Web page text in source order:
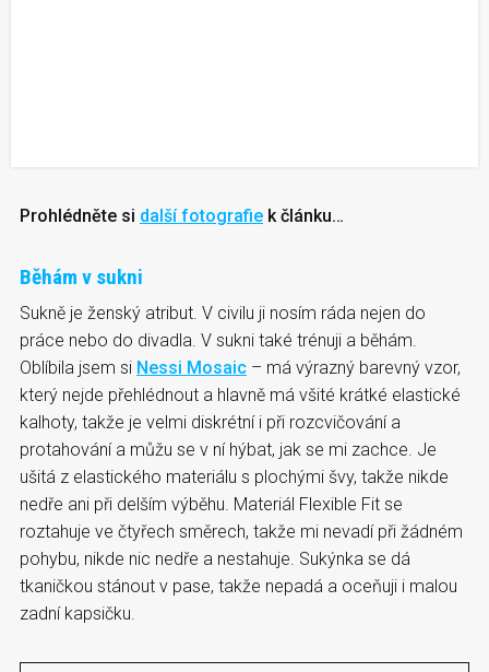
Prohlédněte si další fotografie k článku…
Běhám v sukni
Sukně je ženský atribut. V civilu ji nosím ráda nejen do
práce nebo do divadla. V sukni také trénuji a běhám.
Oblíbila jsem si Nessi Mosaic – má výrazný barevný vzor,
který nejde přehlédnout a hlavně má všité krátké elastické
kalhoty, takže je velmi diskrétní i při rozcvičování a
protahování a můžu se v ní hýbat, jak se mi zachce. Je
ušitá z elastického materiálu s plochými švy, takže nikde
nedře ani při delším výběhu. Materiál Flexible Fit se
roztahuje ve čtyřech směrech, takže mi nevadí při žádném
pohybu, nikde nic nedře a nestahuje. Sukýnka se dá
tkaničkou stánout v pase, takže nepadá a oceňuji i malou
zadní kapsičku.